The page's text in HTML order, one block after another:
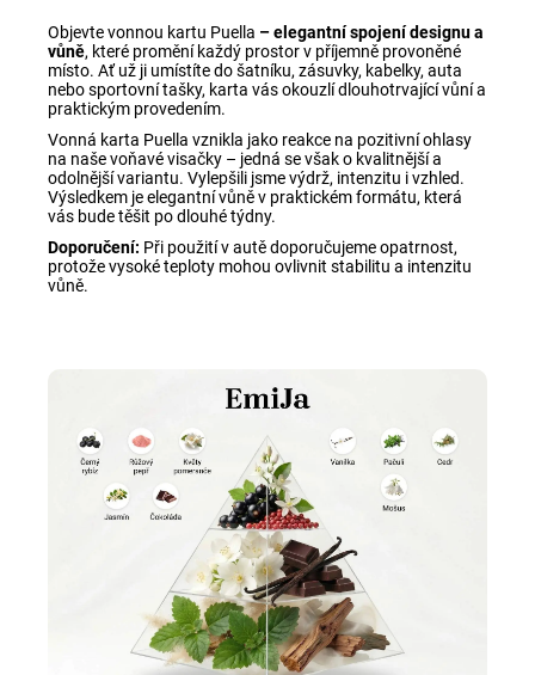
Objevte vonnou kartu Puella – elegantní spojení designu a
vůně, které promění každý prostor v příjemně provoněné
místo. Ať už ji umístíte do šatníku, zásuvky, kabelky, auta
nebo sportovní tašky, karta vás okouzlí dlouhotrvající vůní a
praktickým provedením.
Vonná karta Puella vznikla jako reakce na pozitivní ohlasy
na naše voňavé visačky – jedná se však o kvalitnější a
odolnější variantu. Vylepšili jsme výdrž, intenzitu i vzhled.
Výsledkem je elegantní vůně v praktickém formátu, která
vás bude těšit po dlouhé týdny.
Doporučení: Při použití v autě doporučujeme opatrnost,
protože vysoké teploty mohou ovlivnit stabilitu a intenzitu
vůně.